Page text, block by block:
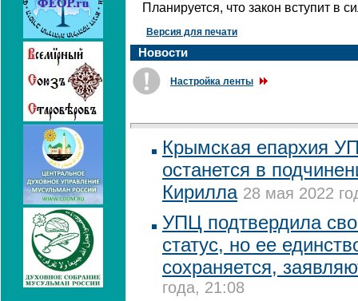
Планируется, что закон вступит в
Версия для печати
Новости
Настройка ленты
Крымская епархия
останется в
Кирилла 28 мая 2022
УПЦ подтвердила
статус, но ее
сохраняется,
года, 21:08